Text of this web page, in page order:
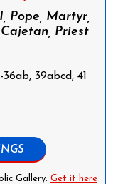
Pope, Martyr,
Priest
39abcd, 41
Gallery. Get it here